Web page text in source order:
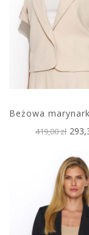
Beżowa
419,00 zł